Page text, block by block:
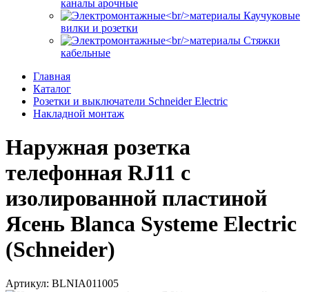
каналы арочные
Каучуковые
вилки и розетки
Стяжки
кабельные
Главная
Каталог
Розетки и выключатели Schneider Electric
Накладной монтаж
Наружная розетка
телефонная RJ11 с
изолированной пластиной
Ясень Blanca Systeme Electric
(Schneider)
Артикул: BLNIA011005